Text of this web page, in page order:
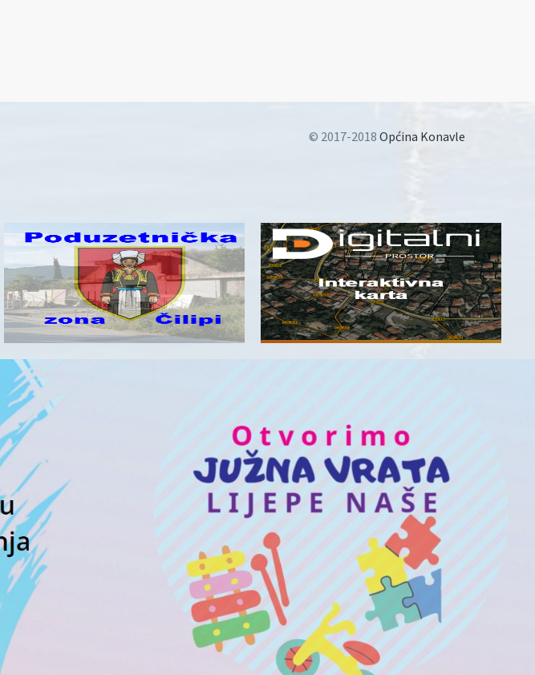
© 2017-2018 Općina Konavle